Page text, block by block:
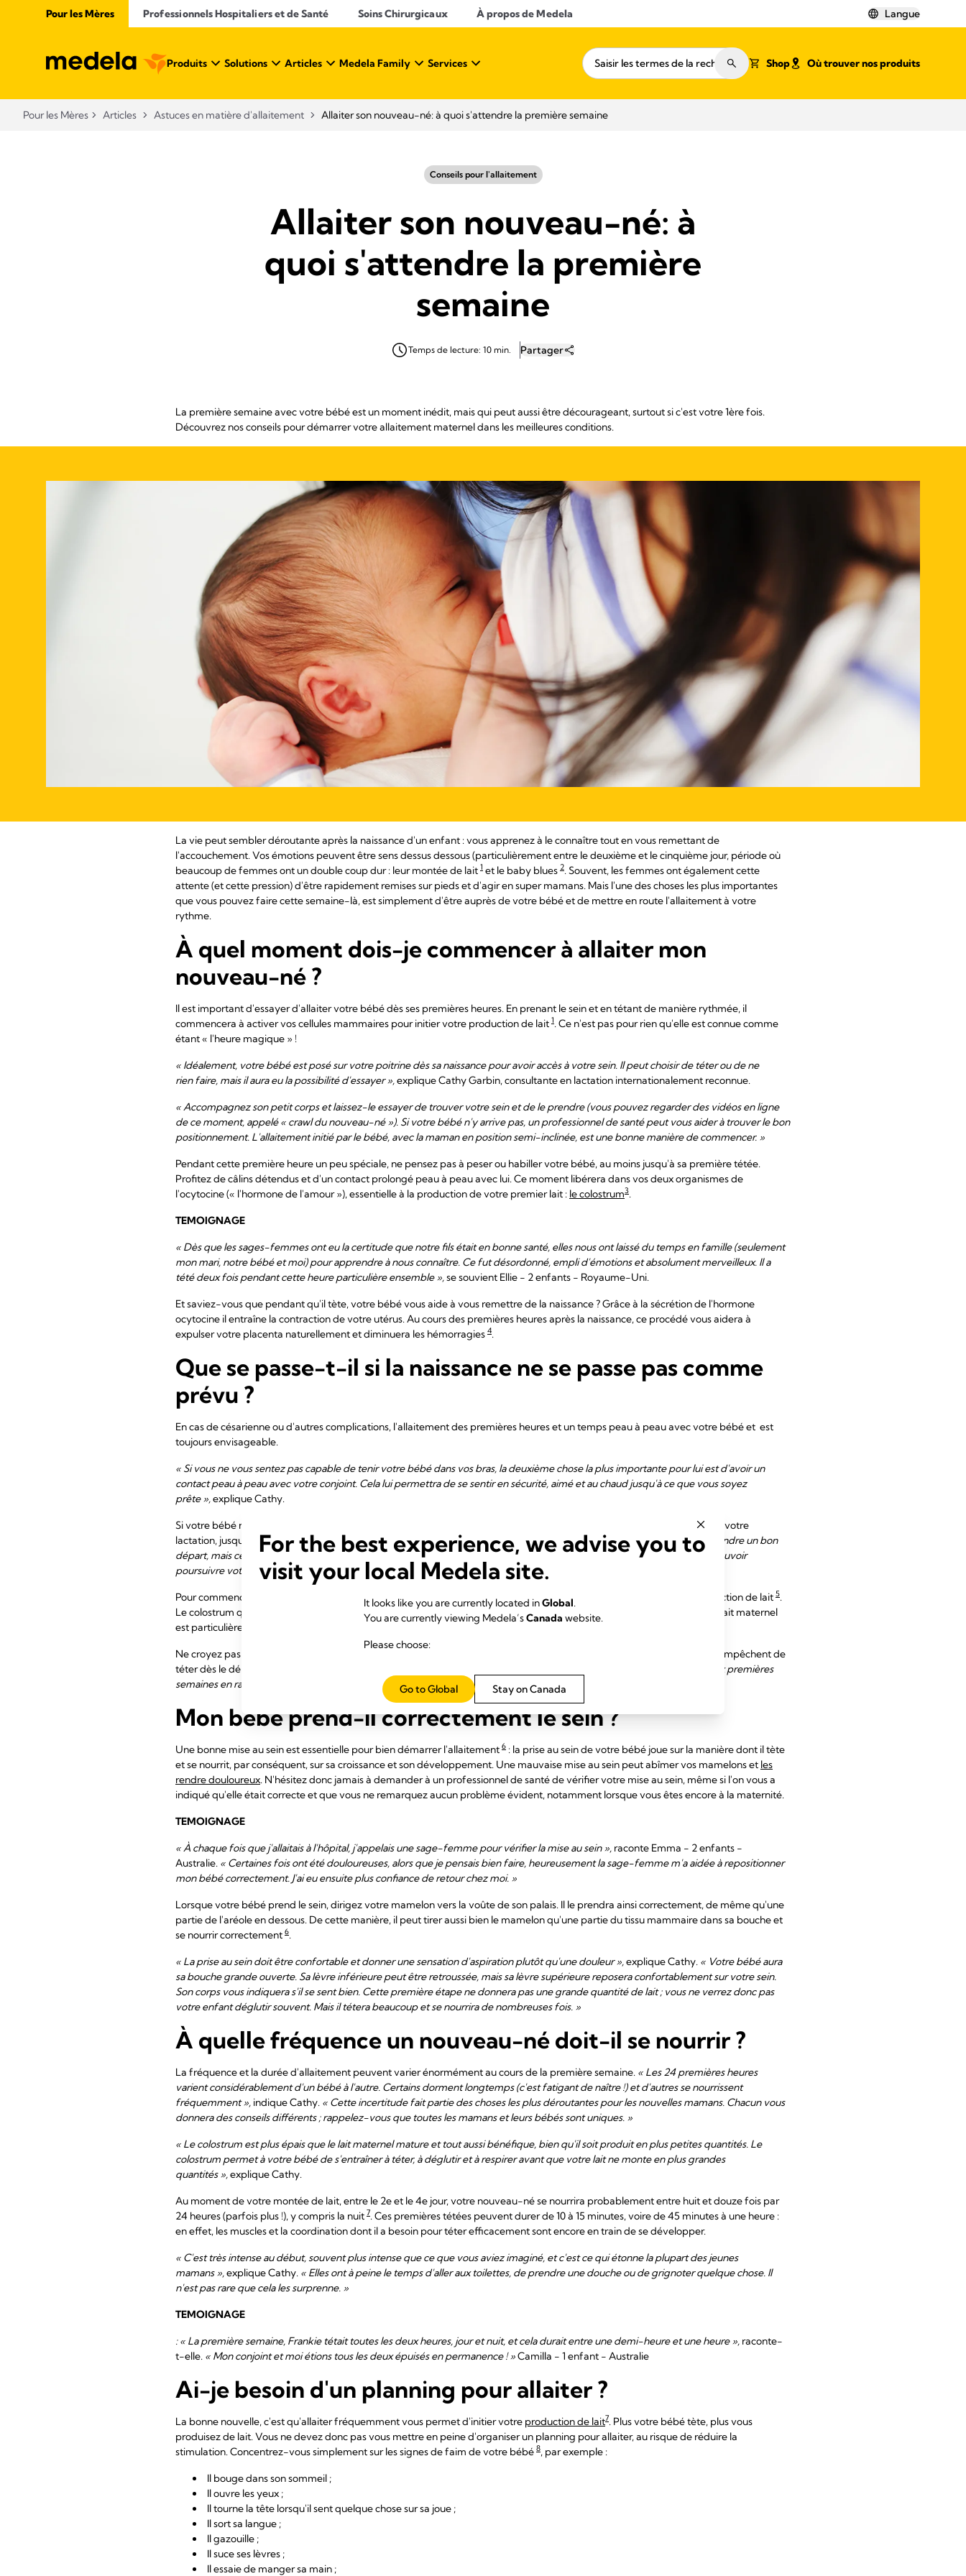
Pour les Mères Professionnels Hospitaliers et de Santé Soins Chirurgicaux À propos de Medela Langue
Produits Solutions Articles Medela Family Services Shop Où trouver nos produits
Pour les Mères Articles Astuces en matière d'allaitement Allaiter son nouveau-né: à quoi s'attendre la première semaine
Conseils pour l'allaitement
Allaiter son nouveau-né: à
quoi s'attendre la première
semaine
Temps de lecture: 10 min. Partager
La première semaine avec votre bébé est un moment inédit, mais qui peut aussi être décourageant, surtout si c'est votre 1ère fois.
Découvrez nos conseils pour démarrer votre allaitement maternel dans les meilleures conditions.
La vie peut sembler déroutante après la naissance d'un enfant : vous apprenez à le connaître tout en vous remettant de
l'accouchement. Vos émotions peuvent être sens dessus dessous (particulièrement entre le deuxième et le cinquième jour, période où
beaucoup de femmes ont un double coup dur : leur montée de lait 1 et le baby blues 2. Souvent, les femmes ont également cette
attente (et cette pression) d'être rapidement remises sur pieds et d'agir en super mamans. Mais l'une des choses les plus importantes
que vous pouvez faire cette semaine-là, est simplement d'être auprès de votre bébé et de mettre en route l'allaitement à votre
rythme.
À quel moment dois-je commencer à allaiter mon
nouveau-né ?
Il est important d'essayer d'allaiter votre bébé dès ses premières heures. En prenant le sein et en tétant de manière rythmée, il
commencera à activer vos cellules mammaires pour initier votre production de lait 1. Ce n'est pas pour rien qu'elle est connue comme
étant « l'heure magique » !
« Idéalement, votre bébé est posé sur votre poitrine dès sa naissance pour avoir accès à votre sein. Il peut choisir de téter ou de ne
rien faire, mais il aura eu la possibilité d'essayer »,explique Cathy Garbin, consultante en lactation internationalement reconnue.
« Accompagnez son petit corps et laissez-le essayer de trouver votre sein et de le prendre (vous pouvez regarder des vidéos en ligne
de ce moment, appelé « crawl du nouveau-né »). Si votre bébé n'y arrive pas, un professionnel de santé peut vous aider à trouver le bon
positionnement. L'allaitement initié par le bébé, avec la maman en position semi-inclinée, est une bonne manière de commencer. »
Pendant cette première heure un peu spéciale, ne pensez pas à peser ou habiller votre bébé, au moins jusqu'à sa première tétée.
Profitez de câlins détendus et d'un contact prolongé peau à peau avec lui. Ce moment libérera dans vos deux organismes de
l'ocytocine (« l'hormone de l'amour »), essentielle à la production de votre premier lait : le colostrum3.
TEMOIGNAGE
« Dès que les sages-femmes ont eu la certitude que notre fils était en bonne santé, elles nous ont laissé du temps en famille (seulement
mon mari, notre bébé et moi) pour apprendre à nous connaître. Ce fut désordonné, empli d'émotions et absolument merveilleux. Il a
tété deux fois pendant cette heure particulière ensemble »,se souvient Ellie - 2 enfants - Royaume-Uni.
Et saviez-vous que pendant qu'il tète, votre bébé vous aide à vous remettre de la naissance ? Grâce à la sécrétion de l'hormone
ocytocine il entraîne la contraction de votre utérus. Au cours des premières heures après la naissance, ce procédé vous aidera à
expulser votre placenta naturellement et diminuera les hémorragies 4.
Que se passe-t-il si la naissance ne se passe pas comme
prévu ?
En cas de césarienne ou d'autres complications, l'allaitement des premières heures et un temps peau à peau avec votre bébé et est
toujours envisageable.
« Si vous ne vous sentez pas capable de tenir votre bébé dans vos bras, la deuxième chose la plus importante pour lui est d'avoir un
contact peau à peau avec votre conjoint. Cela lui permettra de se sentir en sécurité, aimé et au chaud jusqu'à ce que vous soyez
prête »,explique Cathy.
Si votre bébé n'est pas en mesure de téter, il est recommandé d'utiliser un tire-lait assez tôt et fréquemment pour lancer votre
lactation, jusqu'à ce qu'il soit capable de prendre le sein.« Allaiter dès que possible permet à la maman et au bébé de prendre un bon
départ, mais ce n'est pas essentiel », rassure Cathy. « Le plus important est d'initier votre production de lait de sorte de pouvoir
poursuivre votre aventure de l'allaitement. »
Pour commencer, vous pouvez exprimer votre lait manuellement et utiliser le tire-lait de l'hôpital pour initier votre production de lait 5.
Le colostrum que vous recueillez peut ensuite être donné à votre bébé. Grâce à sesnombreux bienfaits pour la santé
, le lait maternel
est particulièrement précieux si votre enfant est prématuré ou souffrant.
Ne croyez pas qu'il est impossible d'allaiter si votre bébé naît prématurément ou s'il a des complications médicales qui l'empêchent de
téter dès le départ.
« J'ai travaillé avec de nombreuses mamans dont les bébés n'ont pas pris le sein du tout pendant les six premières
semaines en raison d'une prématurité ou d'autres difficultés. Elles ont toutes réussi à allaiter par la suite »,
Mon bébé prend-il correctement le sein ?
Une bonne mise au sein est essentielle pour bien démarrer l'allaitement 6 : la prise au sein de votre bébé joue sur la manière dont il tète
et se nourrit, par conséquent, sur sa croissance et son développement. Une mauvaise mise au sein peut abîmer vos mamelons et les
rendre douloureux. N'hésitez donc jamais à demander à un professionnel de santé de vérifier votre mise au sein, même si l'on vous a
indiqué qu'elle était correcte et que vous ne remarquez aucun problème évident, notamment lorsque vous êtes encore à la maternité.
TEMOIGNAGE
« À chaque fois que j'allaitais à l'hôpital, j'appelais une sage-femme pour vérifier la mise au sein », raconte Emma - 2 enfants -
Australie. « Certaines fois ont été douloureuses, alors que je pensais bien faire, heureusement la sage-femme m'a aidée à repositionner
mon bébé correctement. J'ai eu ensuite plus confiance de retour chez moi. »
Lorsque votre bébé prend le sein, dirigez votre mamelon vers la voûte de son palais. Il le prendra ainsi correctement, de même qu'une
partie de l'aréole en dessous. De cette manière, il peut tirer aussi bien le mamelon qu'une partie du tissu mammaire dans sa bouche et
se nourrir correctement 6.
« La prise au sein doit être confortable et donner une sensation d'aspiration plutôt qu'une douleur »,explique Cathy. « Votre bébé aura
sa bouche grande ouverte. Sa lèvre inférieure peut être retroussée, mais sa lèvre supérieure reposera confortablement sur votre sein.
Son corps vous indiquera s'il se sent bien. Cette première étape ne donnera pas une grande quantité de lait ; vous ne verrez donc pas
votre enfant déglutir souvent. Mais il tétera beaucoup et se nourrira de nombreuses fois. »
À quelle fréquence un nouveau-né doit-il se nourrir ?
La fréquence et la durée d'allaitement peuvent varier énormément au cours de la première semaine. « Les 24 premières heures
varient considérablement d'un bébé à l'autre. Certains dorment longtemps (c'est fatigant de naître !) et d'autres se nourrissent
fréquemment », indique Cathy. « Cette incertitude fait partie des choses les plus déroutantes pour les nouvelles mamans. Chacun vous
donnera des conseils différents ; rappelez-vous que toutes les mamans et leurs bébés sont uniques. »
« Le colostrum est plus épais que le lait maternel mature et tout aussi bénéfique, bien qu'il soit produit en plus petites quantités. Le
colostrum permet à votre bébé de s'entraîner à téter, à déglutir et à respirer avant que votre lait ne monte en plus grandes
quantités »,explique Cathy.
Au moment de votre montée de lait, entre le 2e et le 4e jour, votre nouveau-né se nourrira probablement entre huit et douze fois par
24 heures (parfois plus !), y compris la nuit 7. Ces premières tétées peuvent durer de 10 à 15 minutes, voire de 45 minutes à une heure :
en effet, les muscles et la coordination dont il a besoin pour téter efficacement sont encore en train de se développer.
« C'est très intense au début, souvent plus intense que ce que vous aviez imaginé, et c'est ce qui étonne la plupart des jeunes
mamans »,explique Cathy. « Elles ont à peine le temps d'aller aux toilettes, de prendre une douche ou de grignoter quelque chose. Il
n'est pas rare que cela les surprenne. »
TEMOIGNAGE
: « La première semaine, Frankie tétait toutes les deux heures, jour et nuit, et cela durait entre une demi-heure et une heure », raconte-
t-elle. « Mon conjoint et moi étions tous les deux épuisés en permanence ! »Camilla - 1 enfant - Australie
Ai-je besoin d'un planning pour allaiter ?
La bonne nouvelle, c'est qu'allaiter fréquemment vous permet d'initier votre production de lait7. Plus votre bébé tète, plus vous
produisez de lait. Vous ne devez donc pas vous mettre en peine d'organiser un planning pour allaiter, au risque de réduire la
stimulation. Concentrez-vous simplement sur les signes de faim de votre bébé 8, par exemple :
Il bouge dans son sommeil ;
Il ouvre les yeux ;
Il tourne la tête lorsqu'il sent quelque chose sur sa joue ;
Il sort sa langue ;
Il gazouille ;
Il suce ses lèvres ;
Il essaie de manger sa main ;
For the best experience, we advise you to
visit your local Medela site.
It looks like you are currently located inGlobal.
You are currently viewing Medela’sCanada website.
Please choose:
Stay on Canada
Go to Global